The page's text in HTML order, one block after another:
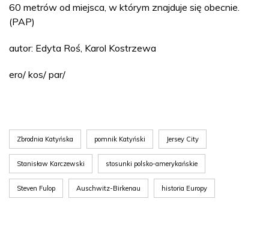
60 metrów od miejsca, w którym znajduje się obecnie.
(PAP)
autor: Edyta Roś, Karol Kostrzewa
ero/ kos/ par/
Zbrodnia Katyńska pomnik Katyński Jersey City
Stanisław Karczewski stosunki polsko-amerykańskie
Steven Fulop Auschwitz-Birkenau historia Europy